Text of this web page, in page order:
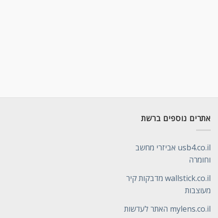
אתרים נוספים ברשת
usb4.co.il אביזרי מחשב
וחומרה
wallstick.co.il מדבקות קיר
מעוצבות
mylens.co.il האתר לעדשות